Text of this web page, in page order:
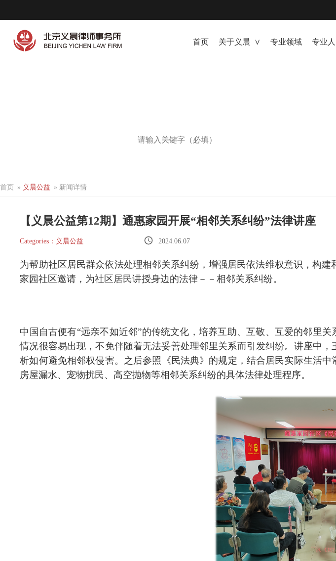
首页 关于义晨 ∨ 专业领域 专业
首页 » 义晨公益 » 新闻详情
【义晨公益第12期】通惠家园开展“相邻关系纠纷”法律讲座
Categories：义晨公益 2024.06.07
为帮助社区居民群众依法处理相邻关系纠纷，增强居民依法维权意识，构建
家园社区邀请，为社区居民讲授身边的法律－－相邻关系纠纷。
中国自古便有“远亲不如近邻”的传统文化，培养互助、互敬、互爱的邻里
情况很容易出现，不免伴随着无法妥善处理邻里关系而引发纠纷。 讲座中，
析如何避免相邻权侵害。 之后参照 《民法典》 的规定，结合居民实际生活中
房屋漏水、宠物扰民、高空抛物等相邻关系纠纷的具体法律处理程序。